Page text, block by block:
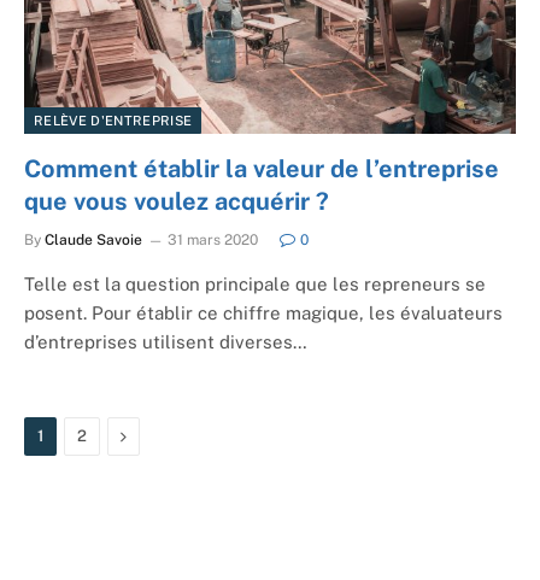
RELÈVE D'ENTREPRISE
Comment établir la valeur de l’entreprise
que vous voulez acquérir ?
By Claude Savoie 31 mars 2020 0
Telle est la question principale que les repreneurs se
posent. Pour établir ce chiffre magique, les évaluateurs
d’entreprises utilisent diverses…
1 2 Next